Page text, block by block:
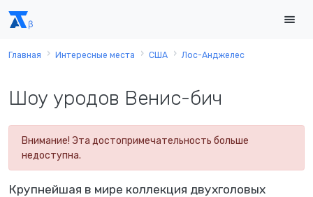
Главная Интересные места США Лос-Анджелес
Шоу уродов Венис-бич
Внимание! Эта достопримечательность больше
недоступна.
Крупнейшая в мире коллекция двухголовых